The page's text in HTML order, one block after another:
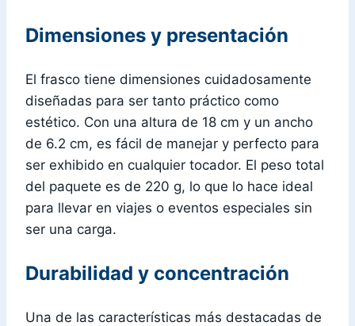
Dimensiones y presentación
El frasco tiene dimensiones cuidadosamente
diseñadas para ser tanto práctico como
estético. Con una altura de 18 cm y un ancho
de 6.2 cm, es fácil de manejar y perfecto para
ser exhibido en cualquier tocador. El peso total
del paquete es de 220 g, lo que lo hace ideal
para llevar en viajes o eventos especiales sin
ser una carga.
Durabilidad y concentración
Una de las características más destacadas de